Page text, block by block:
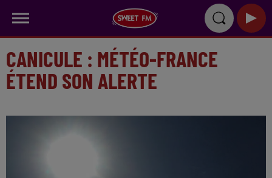
CANICULE : MÉTÉO-FRANCE
ÉTEND SON ALERTE